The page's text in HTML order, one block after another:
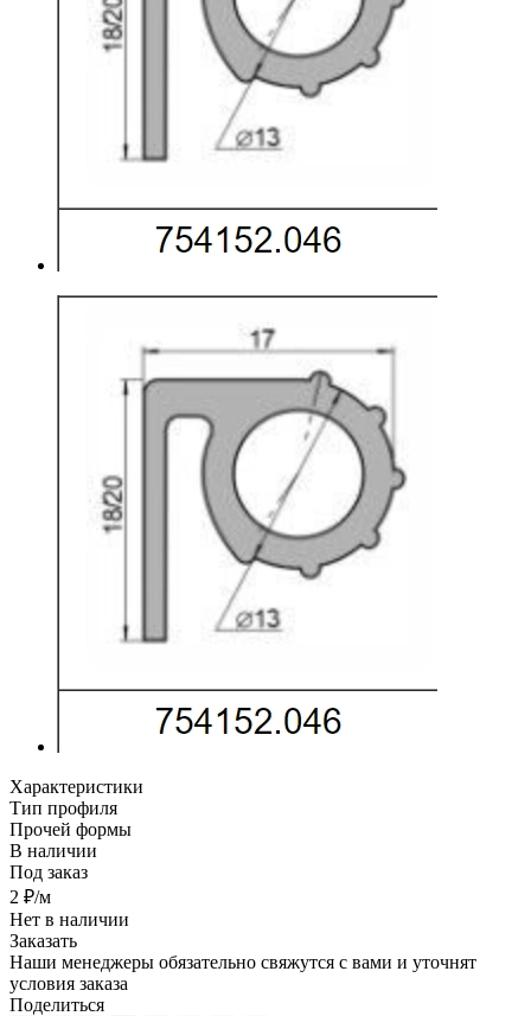
Характеристики
Тип профиля
Прочей формы
В наличии
Под заказ
2 ₽/м
Нет в наличии
Заказать
Наши менеджеры обязательно свяжутся с вами и уточнят
условия заказа
Поделиться